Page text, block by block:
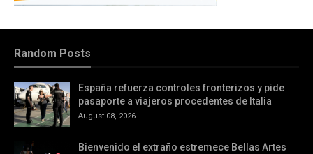
Random Posts
España refuerza controles fronterizos y pide
pasaporte a viajeros procedentes de Italia
August 08, 2026
Bienvenido el extraño estremece Bellas Artes